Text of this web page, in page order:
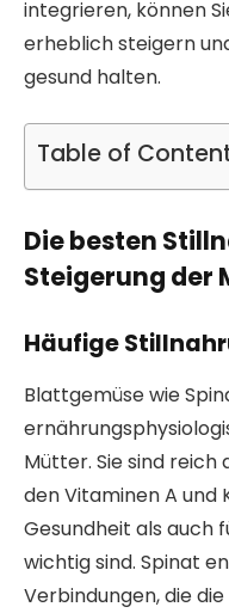
integrieren, können
erheblich steigern
gesund halten.
Table of
Die besten
Steigerung der
Häufige
Blattgemüse wie
Mütter. Sie sind reich
den Vitaminen A und
Gesundheit als auch
wichtig sind. Spinat
Verbindungen, die